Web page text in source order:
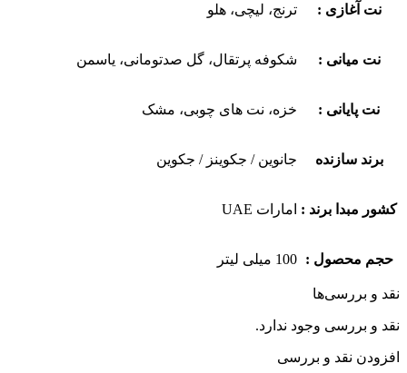
نت آغازی : ترنج، لیچی، هلو
نت میانی : شکوفه پرتقال، گل صدتومانی، یاسمن
نت پایانی : خزه، نت های چوبی، مشک
برند سازنده جانوین / جکوینز / جکوین
کشور مبدا برند : امارات UAE
حجم محصول : 100 میلی لیتر
نقد و بررسی‌ها
نقد و بررسی وجود ندارد.
افزودن نقد و بررسی